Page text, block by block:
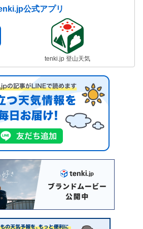
公式アプリ
tenki.jp 登山天気